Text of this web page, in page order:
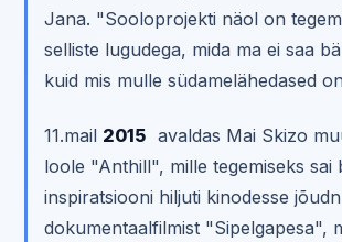
Jana. "Sooloprojekti näol on
selliste lugudega, mida ma ei saa
kuid mis mulle südamelähedased
11.mail 2015 avaldas Mai Skizo
loole "Anthill", mille tegemiseks sai
inspiratsiooni hiljuti kinodesse
dokumentaalfilmist "Sipelgapesa",